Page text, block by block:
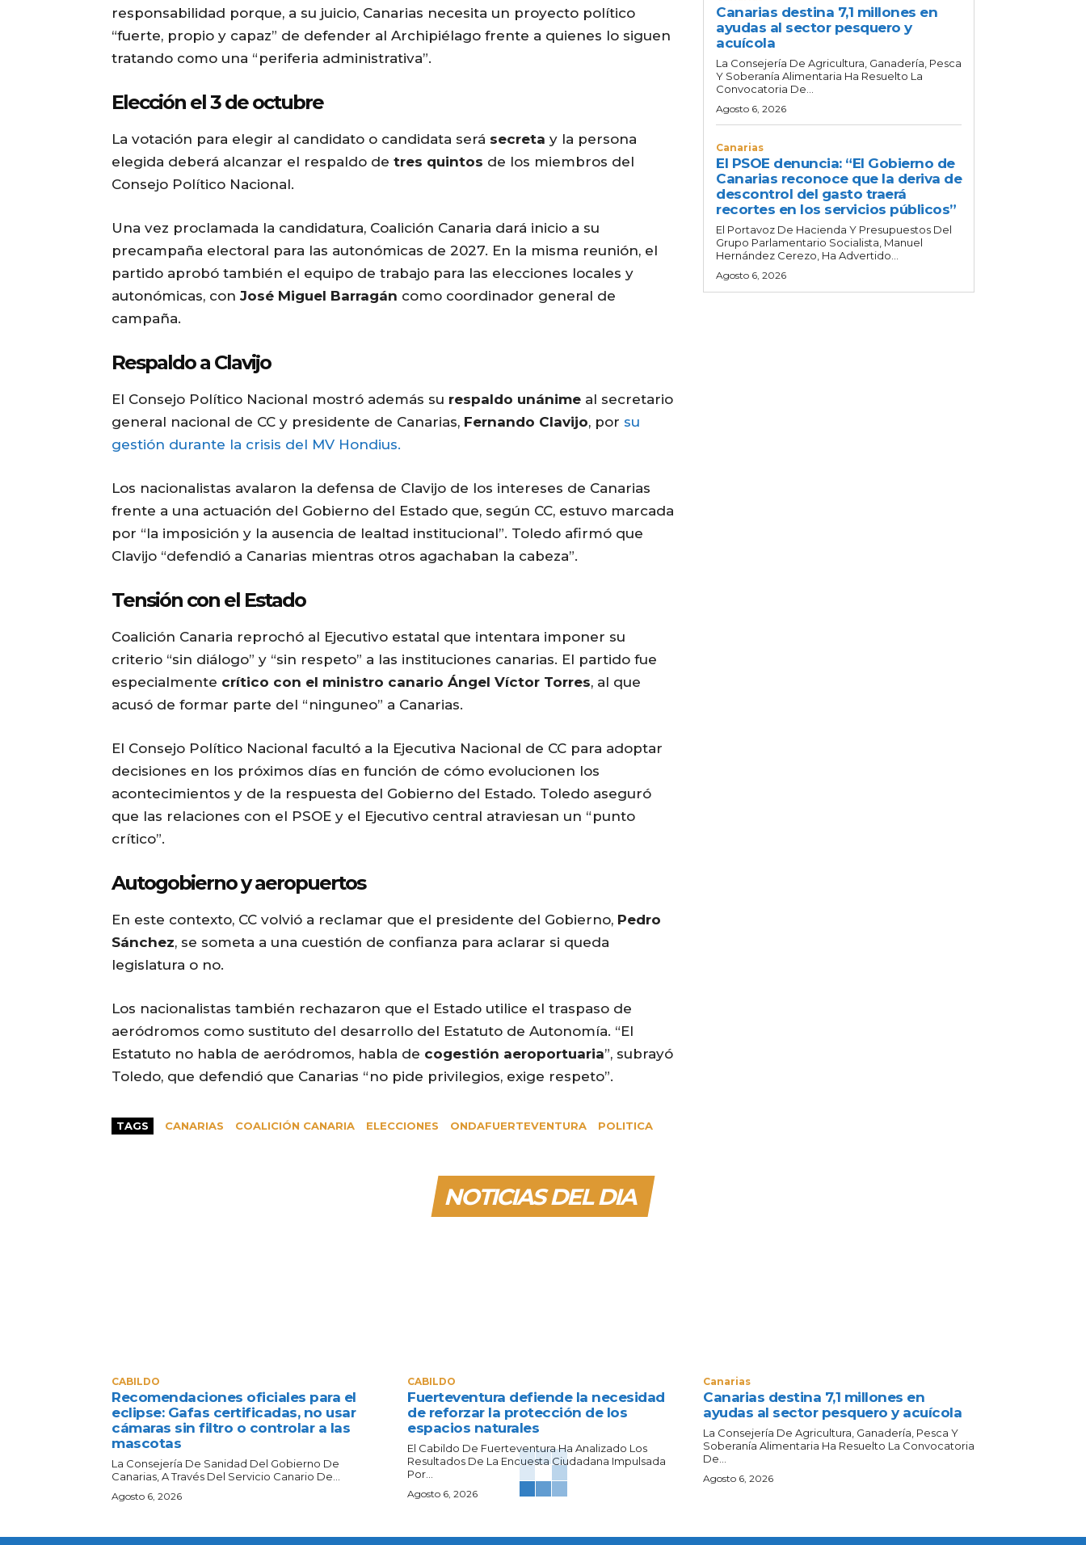
responsabilidad porque, a su juicio, Canarias necesita un proyecto político
“fuerte, propio y capaz” de defender al Archipiélago frente a quienes lo siguen
tratando como una “periferia administrativa”.
Elección el 3 de octubre
La votación para elegir al candidato o candidata será secreta y la persona
elegida deberá alcanzar el respaldo de tres quintos de los miembros del
Consejo Político Nacional.
Una vez proclamada la candidatura, Coalición Canaria dará inicio a su
precampaña electoral para las autonómicas de 2027. En la misma reunión, el
partido aprobó también el equipo de trabajo para las elecciones locales y
autonómicas, con José Miguel Barragán como coordinador general de
campaña.
Respaldo a Clavijo
El Consejo Político Nacional mostró además su respaldo unánime al secretario
general nacional de CC y presidente de Canarias, Fernando Clavijo, por su
gestión durante la crisis del MV Hondius.
Los nacionalistas avalaron la defensa de Clavijo de los intereses de Canarias
frente a una actuación del Gobierno del Estado que, según CC, estuvo marcada
por “la imposición y la ausencia de lealtad institucional”. Toledo afirmó que
Clavijo “defendió a Canarias mientras otros agachaban la cabeza”.
Tensión con el Estado
Coalición Canaria reprochó al Ejecutivo estatal que intentara imponer su
criterio “sin diálogo” y “sin respeto” a las instituciones canarias. El partido fue
especialmente crítico con el ministro canario Ángel Víctor Torres, al que
acusó de formar parte del “ninguneo” a Canarias.
El Consejo Político Nacional facultó a la Ejecutiva Nacional de CC para adoptar
decisiones en los próximos días en función de cómo evolucionen los
acontecimientos y de la respuesta del Gobierno del Estado. Toledo aseguró
que las relaciones con el PSOE y el Ejecutivo central atraviesan un “punto
crítico”.
Autogobierno y aeropuertos
En este contexto, CC volvió a reclamar que el presidente del Gobierno, Pedro
Sánchez, se someta a una cuestión de confianza para aclarar si queda
legislatura o no.
Los nacionalistas también rechazaron que el Estado utilice el traspaso de
aeródromos como sustituto del desarrollo del Estatuto de Autonomía. “El
Estatuto no habla de aeródromos, habla de cogestión aeroportuaria”, subrayó
Toledo, que defendió que Canarias “no pide privilegios, exige respeto”.
TAGS CANARIAS COALICIÓN CANARIA ELECCIONES ONDAFUERTEVENTURA POLITICA
Canarias destina 7,1 millones en
ayudas al sector pesquero y
acuícola
La Consejería De Agricultura, Ganadería, Pesca
Y Soberanía Alimentaria Ha Resuelto La
Convocatoria De...
Agosto 6, 2026
Canarias
El PSOE denuncia: “El Gobierno de
Canarias reconoce que la deriva de
descontrol del gasto traerá
recortes en los servicios públicos”
El Portavoz De Hacienda Y Presupuestos Del
Grupo Parlamentario Socialista, Manuel
Hernández Cerezo, Ha Advertido...
Agosto 6, 2026
NOTICIAS DEL DIA
CABILDO
Recomendaciones oficiales para el
eclipse: Gafas certificadas, no usar
cámaras sin filtro o controlar a las
mascotas
La Consejería De Sanidad Del Gobierno De
Canarias, A Través Del Servicio Canario De...
Agosto 6, 2026
CABILDO
Fuerteventura defiende la necesidad
de reforzar la protección de los
espacios naturales
El Cabildo De Fuerteventura Ha Analizado Los
Resultados De La Encuesta Ciudadana Impulsada
Por...
Agosto 6, 2026
Canarias
Canarias destina 7,1 millones en
ayudas al sector pesquero y acuícola
La Consejería De Agricultura, Ganadería, Pesca Y
Soberanía Alimentaria Ha Resuelto La Convocatoria
De...
Agosto 6, 2026